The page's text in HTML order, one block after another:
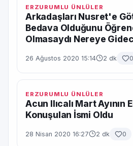
ERZURUMLU ÜNLÜLER
Arkadaşları Nusret'e
Bedava Olduğunu
Olmasaydı Nereye
26 Ağustos 2020 15:14 2 dk 0
ERZURUMLU ÜNLÜLER
Acun Ilıcalı Mart Ayının
Konuşulan İsmi Oldu
28 Nisan 2020 16:27 2 dk 0